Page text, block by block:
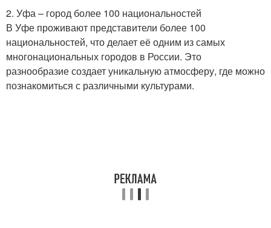
2. Уфа – город более 100 национальностей
В Уфе проживают представители более 100
национальностей, что делает её одним из самых
многонациональных городов в России. Это
разнообразие создает уникальную атмосферу, где можно
познакомиться с различными культурами.